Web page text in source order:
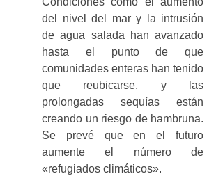
del nivel del mar y la intrusión
de agua salada han avanzado
hasta el punto de que
comunidades enteras han tenido
que reubicarse, y las
prolongadas sequías están
creando un riesgo de hambruna.
Se prevé que en el futuro
aumente el número de
«refugiados climáticos».